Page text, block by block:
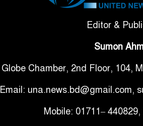
Editor &
Sumon
Globe Chamber, 2nd Floor, 104,
Email: una.news.bd@gmail.com,
Mobile: 01711–